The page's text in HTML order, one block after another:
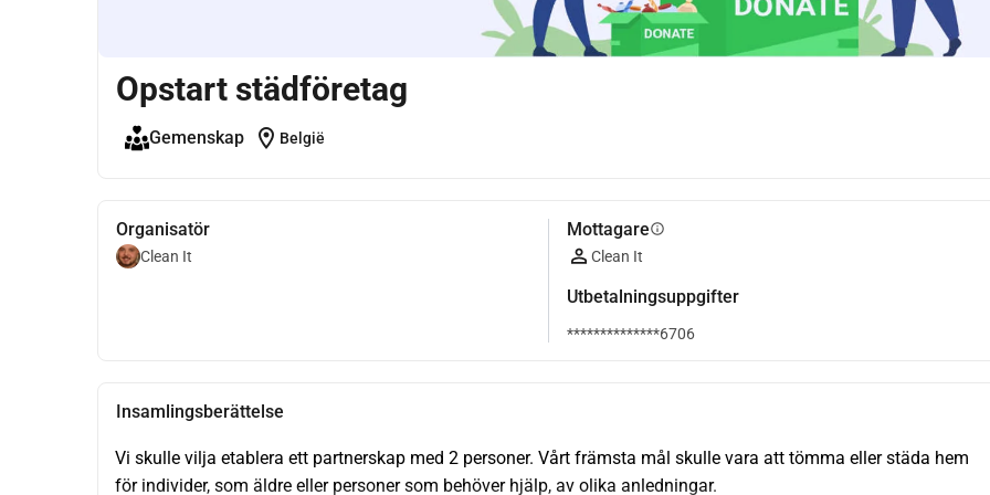
Opstart städföretag
Gemenskap location_on België
Organisatör
Clean It
Mottagareinfo
Clean It
Utbetalningsuppgifter
**************6706
Insamlingsberättelse
Vi skulle vilja etablera ett partnerskap med 2 personer. Vårt främsta mål skulle vara att tömma eller städa hem
för individer, som äldre eller personer som behöver hjälp, av olika anledningar.